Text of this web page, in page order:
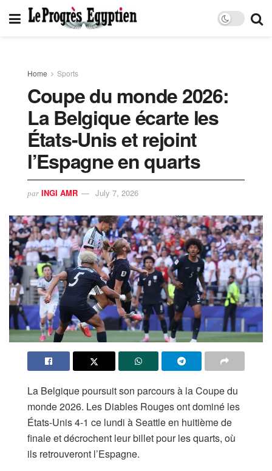
Home Sports
Coupe du monde 2026:
La Belgique écarte les
États-Unis et rejoint
l’Espagne en quarts
par INGI AMR July 7, 2026
La Belgique poursuit son parcours à la Coupe du
monde 2026. Les Diables Rouges ont dominé les
États-Unis 4-1 ce lundi à Seattle en huitième de
finale et décrochent leur billet pour les quarts, où
ils retrouveront l’Espagne.